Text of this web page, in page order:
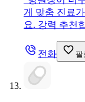
게 맞춤 진료
요. 강력 추천
전화 팔